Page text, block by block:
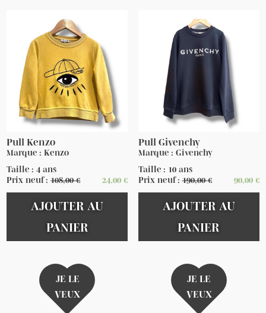
Pull Kenzo
Marque : Kenzo
Taille : 4 ans
Prix neuf :108,00€ 24,00 €
AJOUTER AU
PANIER
JE LE
VEUX
Pull Givenchy
Marque : Givenchy
Taille : 10 ans
Prix neuf :190,00€ 90,00 €
AJOUTER AU
PANIER
JE LE
VEUX